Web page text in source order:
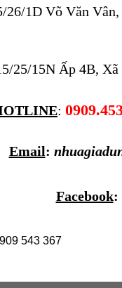
26/1D Võ Văn
25/15N Ấp 4B,
:
Email:
Facebook:
543 367